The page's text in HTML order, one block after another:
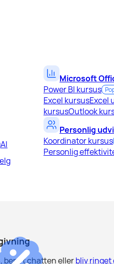
AI
Microsoft
Power BI kursus
Excel kursusExcel
kursusOutlook
Personlig
Koordinator kursus
Personlig
, benyt chatten ellerbliv ringet